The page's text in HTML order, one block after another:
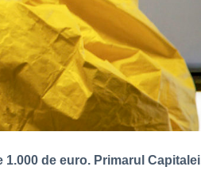
de euro. Primarul